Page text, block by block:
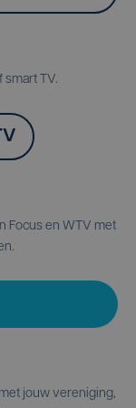
smart TV.
Focus en WTV met
jouw vereniging,